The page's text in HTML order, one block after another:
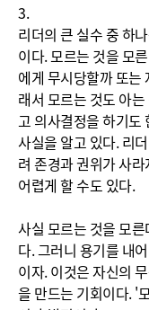
3.
리더의 큰 실수 중 하
이다. 모르는 것을 모
에게 무시당할까 또는
래서 모르는 것도 아
고 의사결정을 하기도
사실을 알고 있다. 리
려 존경과 권위가 사
어렵게 할 수도 있다.
사실 모르는 것을 모
다. 그러니 용기를 내
이자. 이것은 자신의
을 만드는 기회이다. '